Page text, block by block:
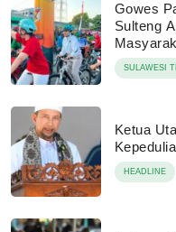
Gowes
Sulteng
SULAWESI
Ketua
HEADLINE